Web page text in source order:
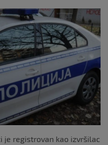
e
b
o
o
k
je registrovan kao izvršilac